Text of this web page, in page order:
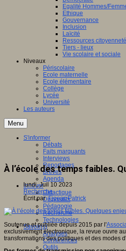
Egalité Hommes/
Ethique
Gouvernance
Inclusion
Laïcité
Ressources citoyenneté
Tiers - lieux
Vie scolaire et sociale
Niveaux
Périscolaire
Ecole maternelle
Ecole élémentaire
Collège
Lycée
Université
Les auteurs
Menu
S'informer
Débats
Faits marquants
Interviews
Reportages
Brèves
Agenda
Innover
Didactique
Dispositifs
Pédagogie
Recherche
Technologies
Savoir(s)
Analyses
Conférences
Outils
À l’école des temps faibles.
lundi, Juil 10 2023
Recherche
Écrit parFigeac Patrick
Soutenue et publiée depuis 2015 par l'
exclusivement électronique, la revue ouvre
transformations des politiques et des modes